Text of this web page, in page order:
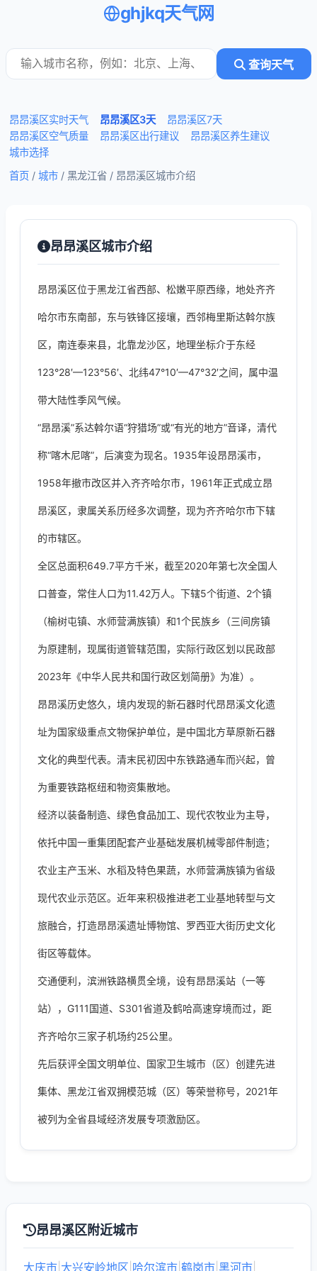
ghjkq天气网
查询天气
昂昂溪区实时天气 昂昂溪区3天
昂昂溪区7天
昂昂溪区空气质量
昂昂溪区出行建议
昂昂溪区养生建议
城市选择
首页 / 城市 / 黑龙江省 / 昂昂溪区城市介绍
昂昂溪区城市介绍
昂昂溪区位于黑龙江省西部、松嫩平原西缘，地处齐齐
哈尔市东南部，东与铁锋区接壤，西邻梅里斯达斡尔族
区，南连泰来县，北靠龙沙区，地理坐标介于东经
123°28′—123°56′、北纬47°10′—47°32′之间，属中温
带大陆性季风气候。
“昂昂溪”系达斡尔语“狩猎场”或“有光的地方”音译，清代
称“喀木尼喀”，后演变为现名。1935年设昂昂溪市，
1958年撤市改区并入齐齐哈尔市，1961年正式成立昂
昂溪区，隶属关系历经多次调整，现为齐齐哈尔市下辖
的市辖区。
全区总面积649.7平方千米，截至2020年第七次全国人
口普查，常住人口为11.42万人。下辖5个街道、2个镇
（榆树屯镇、水师营满族镇）和1个民族乡（三间房镇
为原建制，现属街道管辖范围，实际行政区划以民政部
2023年《中华人民共和国行政区划简册》为准）。
昂昂溪历史悠久，境内发现的新石器时代昂昂溪文化遗
址为国家级重点文物保护单位，是中国北方草原新石器
文化的典型代表。清末民初因中东铁路通车而兴起，曾
为重要铁路枢纽和物资集散地。
经济以装备制造、绿色食品加工、现代农牧业为主导，
依托中国一重集团配套产业基础发展机械零部件制造；
农业主产玉米、水稻及特色果蔬，水师营满族镇为省级
现代农业示范区。近年来积极推进老工业基地转型与文
旅融合，打造昂昂溪遗址博物馆、罗西亚大街历史文化
街区等载体。
交通便利，滨洲铁路横贯全境，设有昂昂溪站（一等
站），G111国道、S301省道及鹤哈高速穿境而过，距
齐齐哈尔三家子机场约25公里。
先后获评全国文明单位、国家卫生城市（区）创建先进
集体、黑龙江省双拥模范城（区）等荣誉称号，2021年
被列为全省县域经济发展专项激励区。
昂昂溪区附近城市
大庆市 大兴安岭地区 哈尔滨市 鹤岗市 黑河市